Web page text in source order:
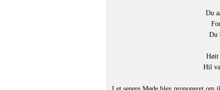
Du
Du
Høit
Hil